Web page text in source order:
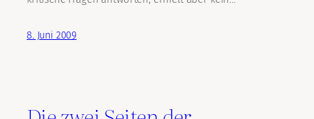
8. Juni 2009